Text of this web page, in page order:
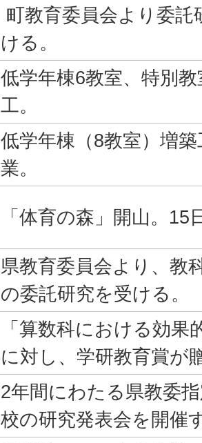
町教育委員会より委託
ける。
低学年棟6教室、特別
工。
低学年棟（8教室）増
業。
「体育の森」開山。15
県教育委員会より、教
の委託研究を受ける。
「算数科における効果
に対し、学研教育賞が
2年間にわたる県教委
校の研究発表会を開催